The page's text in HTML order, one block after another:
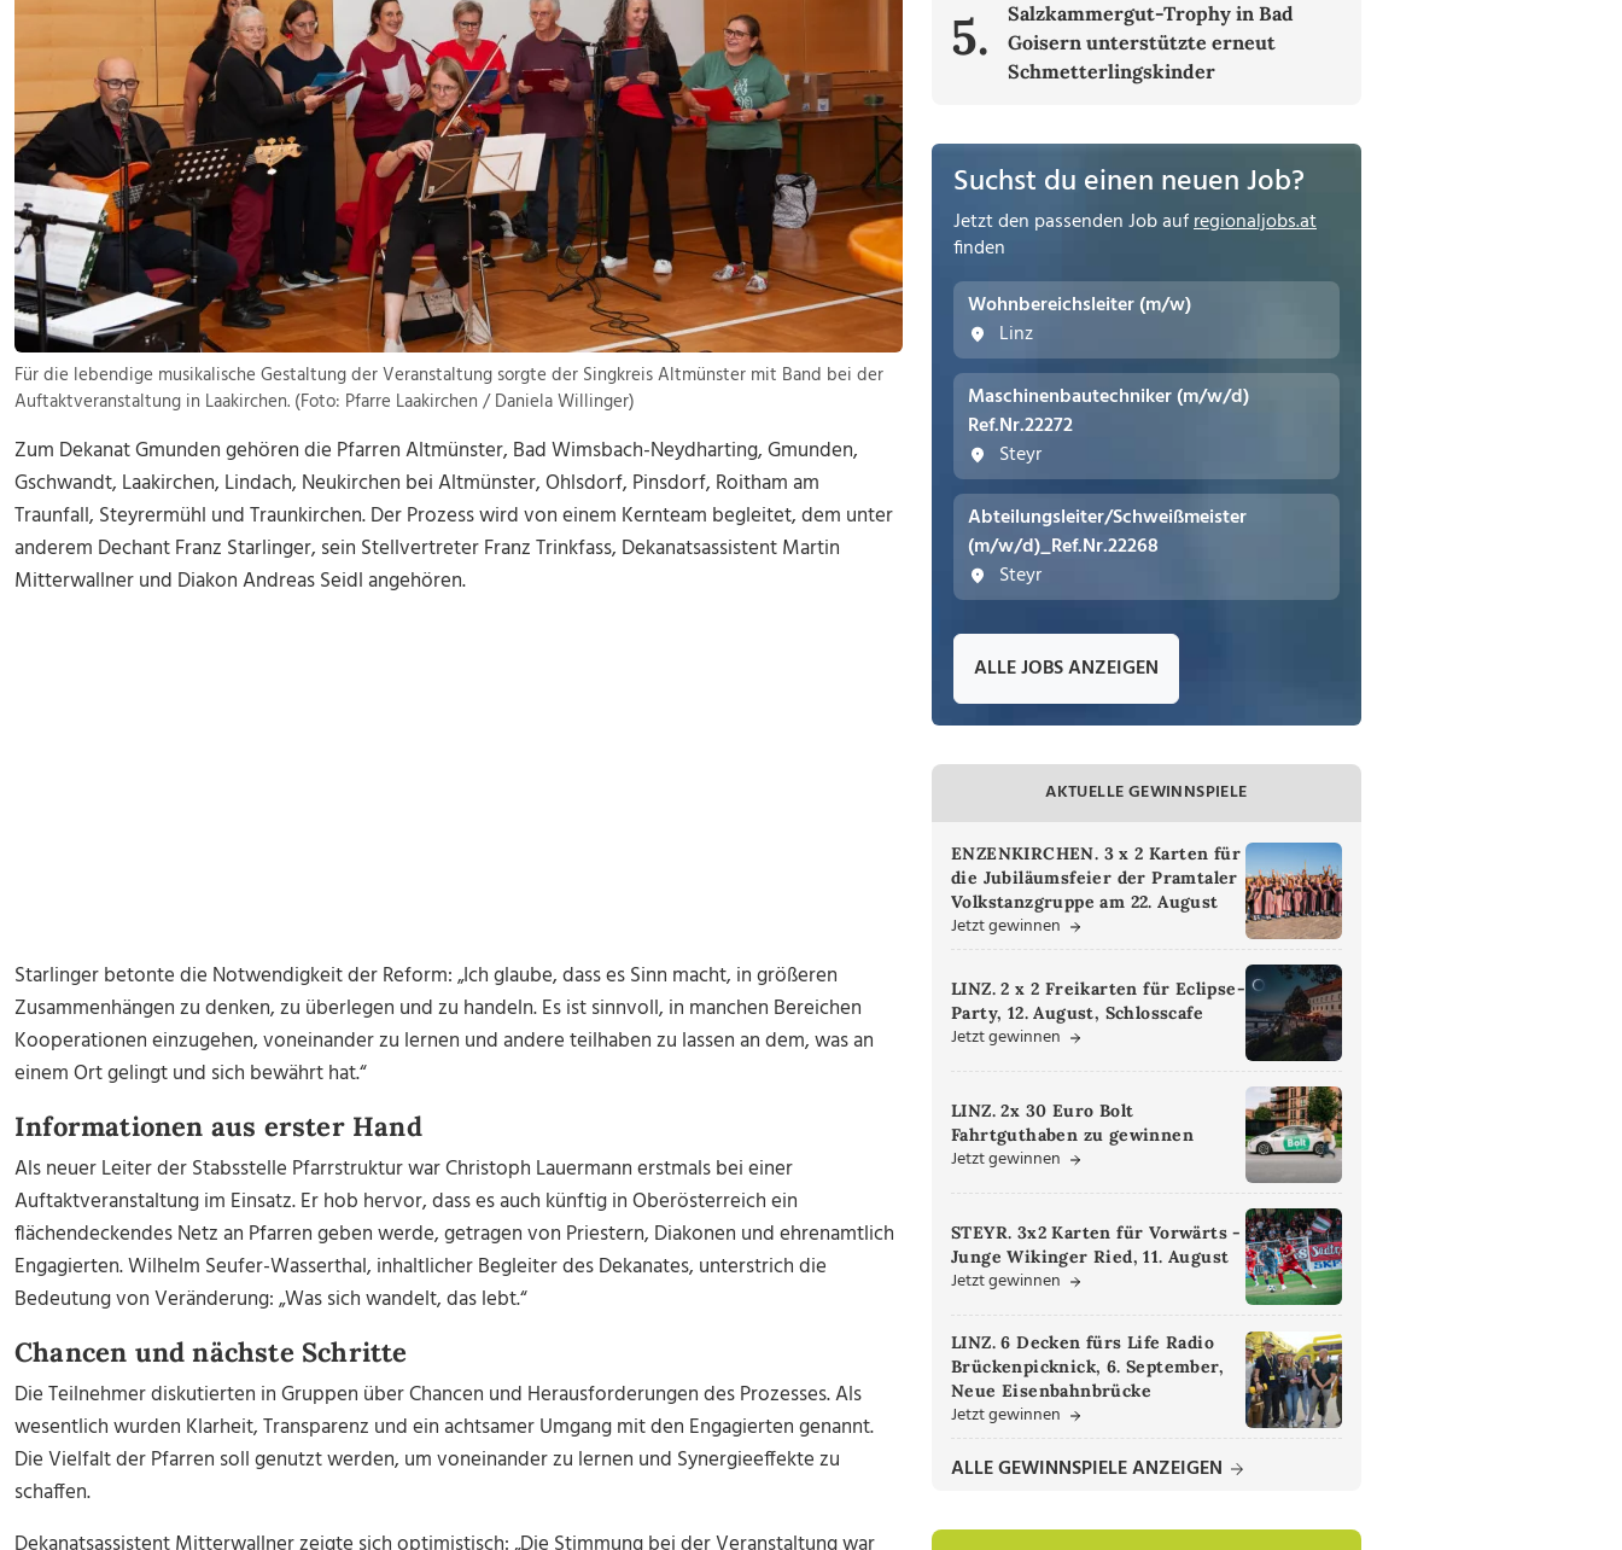
Für die lebendige musikalische Gestaltung der Veranstaltung sorgte der Singkreis Altmünster mit Band bei der
Auftaktveranstaltung in Laakirchen. (Foto: Pfarre Laakirchen / Daniela Willinger)
Zum Dekanat Gmunden gehören die Pfarren Altmünster, Bad Wimsbach-Neydharting, Gmunden,
Gschwandt, Laakirchen, Lindach, Neukirchen bei Altmünster, Ohlsdorf, Pinsdorf, Roitham am
Traunfall, Steyrermühl und Traunkirchen. Der Prozess wird von einem Kernteam begleitet, dem unter
anderem Dechant Franz Starlinger, sein Stellvertreter Franz Trinkfass, Dekanatsassistent Martin
Mitterwallner und Diakon Andreas Seidl angehören.
Starlinger betonte die Notwendigkeit der Reform: „Ich glaube, dass es Sinn macht, in größeren
Zusammenhängen zu denken, zu überlegen und zu handeln. Es ist sinnvoll, in manchen Bereichen
Kooperationen einzugehen, voneinander zu lernen und andere teilhaben zu lassen an dem, was an
einem Ort gelingt und sich bewährt hat.“
Informationen aus erster Hand
Als neuer Leiter der Stabsstelle Pfarrstruktur war Christoph Lauermann erstmals bei einer
Auftaktveranstaltung im Einsatz. Er hob hervor, dass es auch künftig in Oberösterreich ein
flächendeckendes Netz an Pfarren geben werde, getragen von Priestern, Diakonen und ehrenamtlich
Engagierten. Wilhelm Seufer-Wasserthal, inhaltlicher Begleiter des Dekanates, unterstrich die
Bedeutung von Veränderung: „Was sich wandelt, das lebt.“
Chancen und nächste Schritte
Die Teilnehmer diskutierten in Gruppen über Chancen und Herausforderungen des Prozesses. Als
wesentlich wurden Klarheit, Transparenz und ein achtsamer Umgang mit den Engagierten genannt.
Die Vielfalt der Pfarren soll genutzt werden, um voneinander zu lernen und Synergieeffekte zu
schaffen.
5.
Salzkammergut-Trophy in Bad
Goisern unterstützte erneut
Schmetterlingskinder
Suchst du einen neuen Job?
Jetzt den passenden Job aufregionaljobs.at
finden
Wohnbereichsleiter (m/w)
Linz
Maschinenbautechniker (m/w/d)
Ref.Nr.22272
Steyr
Abteilungsleiter/Schweißmeister
(m/w/d)_Ref.Nr.22268
Steyr
ALLE JOBS ANZEIGEN
AKTUELLE GEWINNSPIELE
ENZENKIRCHEN. 3 x 2 Karten für
die Jubiläumsfeier der Pramtaler
Volkstanzgruppe am 22. August
Jetzt gewinnen
LINZ. 2 x 2 Freikarten für Eclipse-
Party, 12. August, Schlosscafe
Jetzt gewinnen
LINZ. 2x 30 Euro Bolt
Fahrtguthaben zu gewinnen
Jetzt gewinnen
STEYR. 3x2 Karten für Vorwärts -
Junge Wikinger Ried, 11. August
Jetzt gewinnen
LINZ. 6 Decken fürs Life Radio
Brückenpicknick, 6. September,
Neue Eisenbahnbrücke
Jetzt gewinnen
ALLE GEWINNSPIELE ANZEIGEN